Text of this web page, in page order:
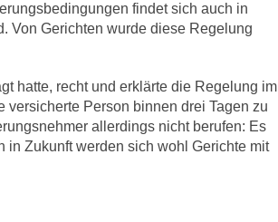
findet sich auch in
Von Gerichten wurde diese Regelung
hatte, recht und erklärte die Regelung im
versicherte Person binnen drei Tagen zu
allerdings nicht berufen: Es
in Zukunft werden sich wohl Gerichte mit